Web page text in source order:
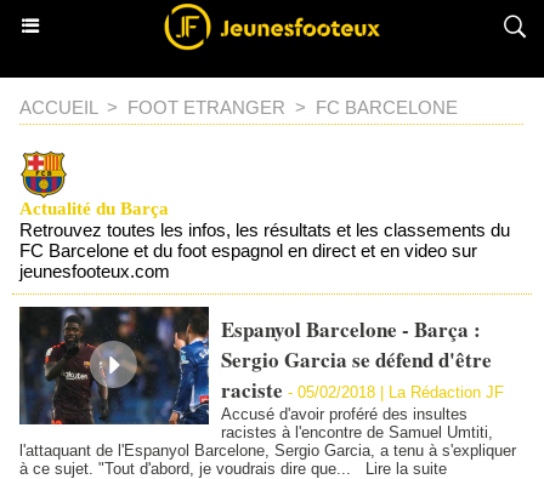
ACCUEIL > FOOT ETRANGER > FC BARCELONE
Actualité du Barça
Retrouvez toutes les infos, les résultats et les classements du
FC Barcelone et du foot espagnol en direct et en video sur
jeunesfooteux.com
Espanyol Barcelone - Barça :
Sergio Garcia se défend d'être
raciste - 05/02/2018 | La Rédaction JF
Accusé d'avoir proféré des insultes
racistes à l'encontre de Samuel Umtiti,
l'attaquant de l'Espanyol Barcelone, Sergio Garcia, a tenu à s'expliquer
à ce sujet. "Tout d'abord, je voudrais dire que...
Lire la suite